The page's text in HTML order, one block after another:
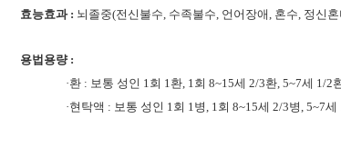
효능효과 : 뇌졸중(전신불수, 수족불수, 언어장애, 혼수, 정신
용법용량 :
·환 : 보통 성인 1회 1환, 1회 8~15세 2/3환, 5~7세 1/
·현탁액 : 보통 성인 1회 1병, 1회 8~15세 2/3병, 5~7